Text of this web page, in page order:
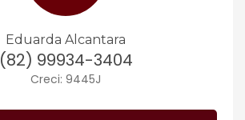
Eduarda Alcantara
(82) 99934-3404
Creci: 9445J